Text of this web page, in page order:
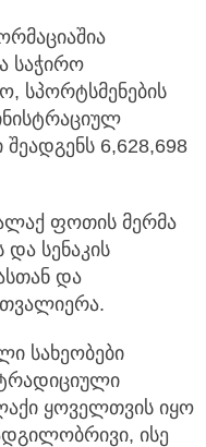
საჭირო
სპორტსმენების
შეადგენს 6,628,698
ფოთის მერმა
და სენაკის
და
სახეობები
ყოველთვის იყო
ისე